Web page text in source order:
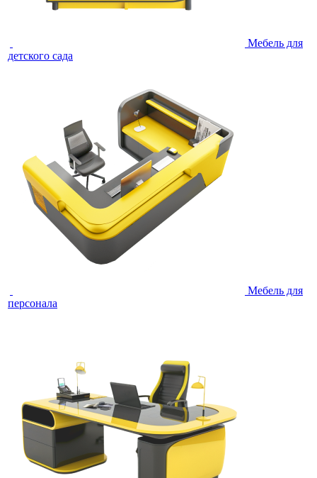
Мебель для
детского сада
Мебель для
персонала